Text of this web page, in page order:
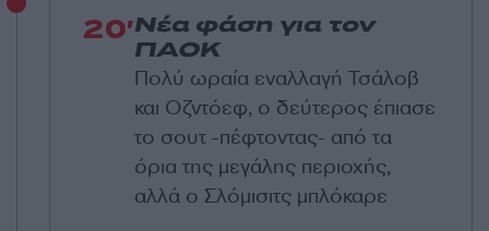
20'Νέα φάση για τον
ΠΑΟΚ
Πολύ ωραία εναλλαγή Τσάλοβ
και Οζντόεφ, ο δεύτερος έπιασε
το σουτ -πέφτοντας- από τα
όρια της μεγάλης περιοχής,
αλλά ο Σλόμισιτς μπλόκαρε